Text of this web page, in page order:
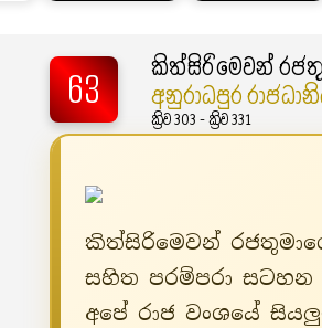
63
කිත්සිරිමෙවන්
අනුරාධපුර
ක්‍රිව 303 - ක්‍රිව 331
කිත්සිරිමෙවන්
සහිත පරම්පරා සටහන
අපේ රාජ වංශයේ